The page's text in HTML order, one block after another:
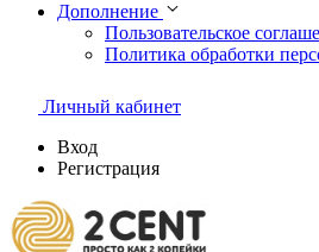
Дополнение
Пользовательское
Политика обработки
Личный кабинет
Вход
Регистрация